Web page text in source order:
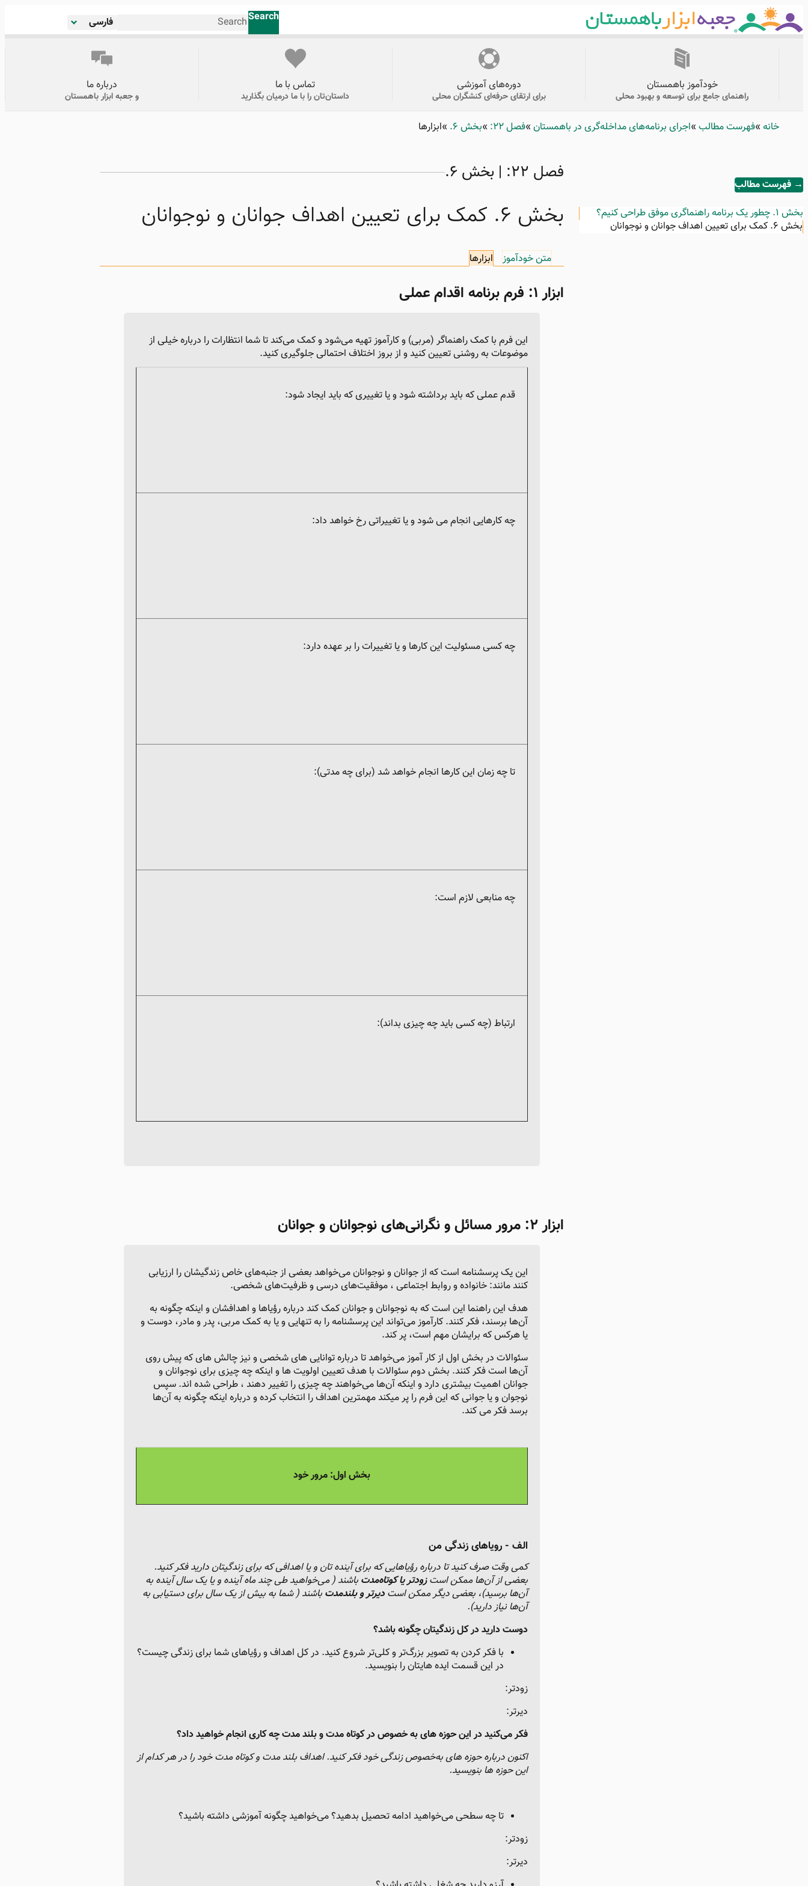
Skip
to
main
Search فارسی
خودآموز باهمستان
راهنمای جامع برای توسعه و بهبود محلی
دوره‌های آموزشی
برای ارتقای حرفه‌ای کنشگران محلی
تماس با ما
داستان‌تان را با ما درمیان بگذارید
درباره ما
و جعبه ابزار باهمستان
Breadcrumb
خانه فهرست مطالب اجرای برنامه‌های مداخله‌گری در باهمستان فصل ۲۲: بخش ۶. ابزارها
→ فهرست مطالب
بخش ۱.
چطور یک برنامه‌ راهنماگری موفق طراحی کنیم؟
بخش ۶.
کمک برای تعیین اهداف جوانان و نوجوانان
فصل ۲۲: | بخش ۶.
بخش ۶. کمک برای تعیین اهداف جوانان و نوجوانان
متن خودآموز ابزارها
ابزار ۱: فرم برنامه اقدام عملی
این فرم با کمک راهنماگر (مربی) و کارآموز تهیه می‌شود و کمک می‌کند تا شما انتظارات را درباره خیلی از
موضوعات به روشنی تعیین کنید و از بروز اختلاف احتمالی جلوگیری کنید.
قدم عملی که باید برداشته شود و یا تغییری که باید ایجاد شود:
چه کارهایی انجام می شود و یا تغییراتی رخ خواهد داد:
چه کسی مسئولیت این کارها و یا تغییرات را بر عهده دارد:
تا چه زمان این کارها انجام خواهد شد (برای چه مدتی):
چه منابعی لازم است:
ارتباط (‌چه کسی باید چه چیزی بداند):
ابزار ۲: مرور مسائل و نگرانیهای نوجوانان و جوانان
این یک پرسشنامه است که از جوانان و نوجوانان می‌خواهد بعضی از جنبه‌های خاص زندگیشان را ارزیابی
کنند مانند: خانواده و روابط اجتماعی ، موفقیت‌های درسی و ظرفیت‌های شخصی.
هدف این راهنما این است که به نوجوانان و جوانان کمک کند درباره رؤیاها و اهدافشان و اینکه چگونه به
آن‌ها برسند، فکر کنند. کارآموز می‌تواند این پرسشنامه را به تنهایی و یا به کمک مربی، پدر و مادر، دوست و
یا هرکس که برایشان مهم است، پر کند.
سئوالات در بخش اول از کار آموز می‌خواهد تا درباره توانایی های شخصی و نیز چالش های که پیش روی
آن‌ها است فکر کنند. بخش دوم سئوالات با هدف تعیین اولویت ها و اینکه چه چیزی برای نوجوانان و
جوانان اهمیت بیشتری دارد و اینکه آن‌ها می‌خواهند چه چیزی را تغییر دهند ، طراحی شده اند. سپس
نوجوان و یا جوانی که این فرم را پر میکند مهمترین اهداف را انتخاب کرده و درباره اینکه چگونه به آن‌ها
برسد فکر می کند.
بخش اول: مرور خود
الف - رویاهای زندگی من
کمی وقت صرف کنید تا درباره رؤیاهایی که برای آینده تان و یا اهدافی که برای زندگیتان دارید فکر کنید.
بعضی از آن‌ها ممکن استزودتر یا کوتاهمدت باشند ( می‌خواهید طی چند ماه آینده و یا یک سال آینده به
آن‌ها برسید)، بعضی دیگر ممکن است دیرتر و بلندمدت باشند ( شما به بیش از یک سال برای دستیابی به
آن‌ها نیاز دارید).
دوست دارید در کل زندگیتان چگونه باشد؟
با فکر کردن به تصویر بزرگ‌تر و کلی‌تر شروع کنید. در کل اهداف و رؤیاهای شما برای زندگی چیست؟
در این قسمت ایده هایتان را بنویسید.
زودتر:
دیرتر:
فکر میکنید در این حوزه های به خصوص در کوتاه مدت و بلند مدت چه کاری انجام خواهید داد؟
اکنون درباره حوزه های به‌خصوص زندگی خود فکر کنید. اهداف بلند مدت و کوتاه مدت خود را در هر کدام از
این حوزه ها بنویسید.
تا چه سطحی می‌خواهید ادامه تحصیل بدهید؟ می‌خواهید چگونه آموزشی داشته باشید؟
زودتر:
دیرتر: